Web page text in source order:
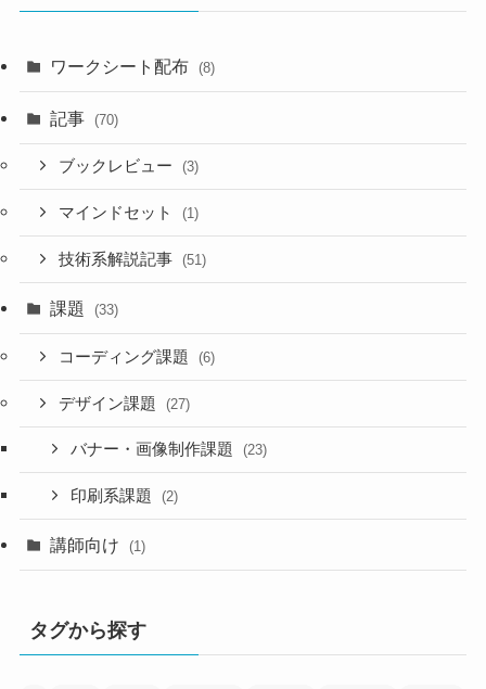
ワークシート配布 (8)
記事 (70)
ブックレビュー (3)
マインドセット (1)
技術系解説記事 (51)
課題 (33)
コーディング課題 (6)
デザイン課題 (27)
バナー・画像制作課題 (23)
印刷系課題 (2)
講師向け (1)
タグから探す